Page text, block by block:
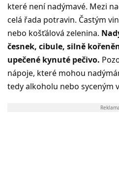
které není nadýmavé. Mezi
celá řada potravin. Častým
nebo košťálová zelenina.
česnek, cibule, silně
upečené kynuté pečivo.
nápoje, které mohou
tedy alkoholu nebo syceným